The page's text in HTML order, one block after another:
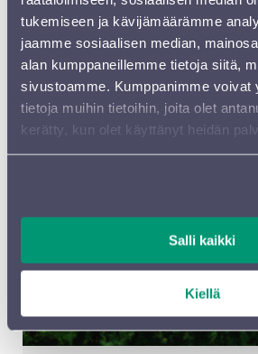
tukemiseen ja kävijämäärämme
jaamme sosiaalisen median,
alan kumppaneillemme tietoja siitä,
sivustoamme. Kumppanimme voivat
tietoja muihin tietoihin, joita olet
kerätty, kun olet käyttänyt heidän
Salli kaikki
Kiellä
29.08.2026 14:30 - 29.09.2026